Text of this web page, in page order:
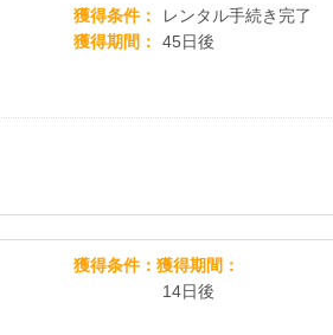
獲得条件
レンタル手続き完了
獲得期間
45日後
獲得条件
獲得期間
14日後